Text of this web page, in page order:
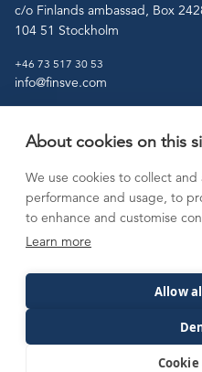
c/o Finlands ambassad, Box
104 51 Stockholm
+46 73 517 30 53
info@finsve.com
Tjänster
Etablering på
marknaden
Viktiga länkar
handelskammaren 2026. Alla
About cookies on this
We use cookies to collect
performance and usage, to
to enhance and customise
Learn more
Allow